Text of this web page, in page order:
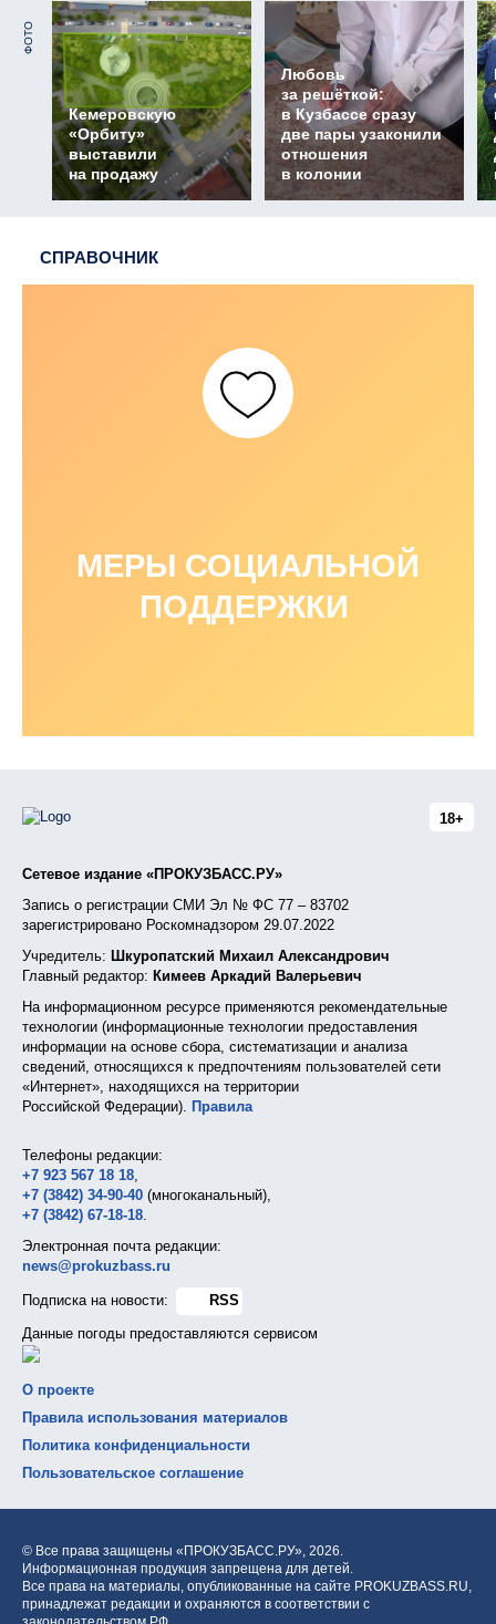
ФОТО
Кемеровскую
«Орбиту»
выставили
на продажу
Любовь
за решёткой:
в Кузбассе сразу
две пары узаконили
отношения
в колонии
СПРАВОЧНИК
МЕРЫ СОЦИАЛЬНОЙ
ПОДДЕРЖКИ
18+
Сетевое издание «ПРОКУЗБАСС.РУ»
Запись о регистрации СМИ Эл № ФС 77 – 83702
зарегистрировано Роскомнадзором 29.07.2022
Учредитель: Шкуропатский Михаил Александрович
Главный редактор: Кимеев Аркадий Валерьевич
На информационном ресурсе применяются рекомендательные
технологии (информационные технологии предоставления
информации на основе сбора, систематизации и анализа
сведений, относящихся к предпочтениям пользователей сети
«Интернет», находящихся на территории
Российской Федерации).
Правила
Телефоны редакции:
+7 923 567 18 18
+7 (3842) 34-90-40 (многоканальный),
+7 (3842) 67-18-18
Электронная почта редакции:
news@prokuzbass.ru
Подписка на новости:
RSS
Данные погоды предоставляются сервисом
О проекте
Правила использования материалов
Политика конфиденциальности
Пользовательское соглашение
© Все права защищены «ПРОКУЗБАСС.РУ», 2026.
Информационная продукция запрещена для детей.
Все права на материалы, опубликованные на сайте PROKUZBASS.RU,
принадлежат редакции и охраняются в соответствии с